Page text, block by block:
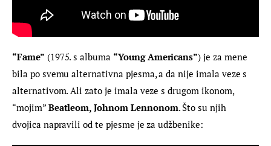
“Fame” (1975. s albuma “Young Americans”) je za mene
bila po svemu alternativna pjesma, a da nije imala veze s
alternativom. Ali zato je imala veze s drugom ikonom,
“mojim” Beatleom, Johnom Lennonom. Što su njih
dvojica napravili od te pjesme je za udžbenike: